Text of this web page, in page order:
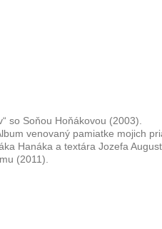
so Soňou Hoňákovou (2003).
venovaný pamiatke mojich
Hanáka a textára Jozefa
(2011).